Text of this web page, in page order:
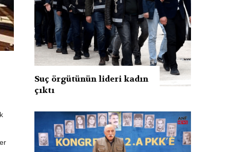
Suç örgütünün lideri kadın
çıktı